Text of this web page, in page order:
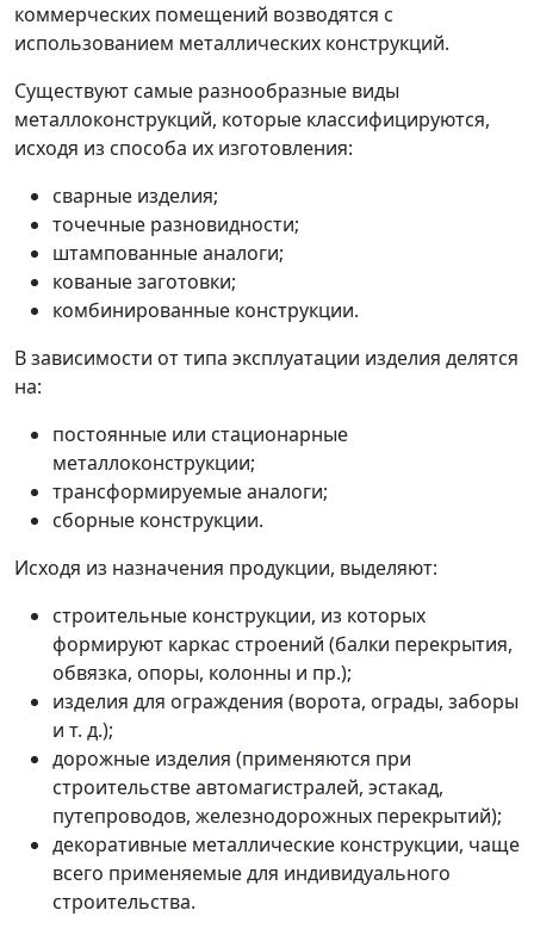
коммерческих помещений возводятся с
использованием металлических конструкций.
Существуют самые разнообразные виды
металлоконструкций, которые классифицируются,
исходя из способа их изготовления:
сварные изделия;
точечные разновидности;
штампованные аналоги;
кованые заготовки;
комбинированные конструкции.
В зависимости от типа эксплуатации изделия делятся
на:
постоянные или стационарные
металлоконструкции;
трансформируемые аналоги;
сборные конструкции.
Исходя из назначения продукции, выделяют:
строительные конструкции, из которых
формируют каркас строений (балки перекрытия,
обвязка, опоры, колонны и пр.);
изделия для ограждения (ворота, ограды, заборы
и т. д.);
дорожные изделия (применяются при
строительстве автомагистралей, эстакад,
путепроводов, железнодорожных перекрытий);
декоративные металлические конструкции, чаще
всего применяемые для индивидуального
строительства.